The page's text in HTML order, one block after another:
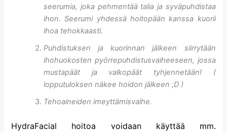
seerumia, joka pehmentää talia ja syväpuhdistaa
ihon. Seerumi yhdessä hoitopään kanssa kuorii
ihoa tehokkaasti.
Puhdistuksen ja kuorinnan jälkeen siirrytään
ihohuokosten pyörrepuhdistusvaiheeseen, jossa
mustapäät ja valkopäät tyhjennetään! (
lopputuloksen näkee hoidon jälkeen ;D )
Tehoaineiden imeyttämisvaihe.
HydraFacial hoitoa voidaan käyttää mm.